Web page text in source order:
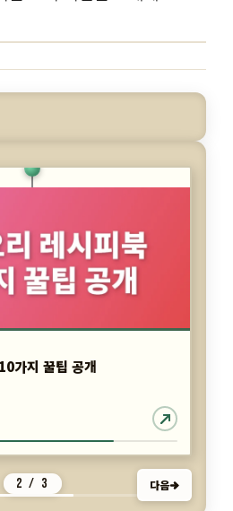
요
가지 꿀팁 공개
요
2 / 3 다음